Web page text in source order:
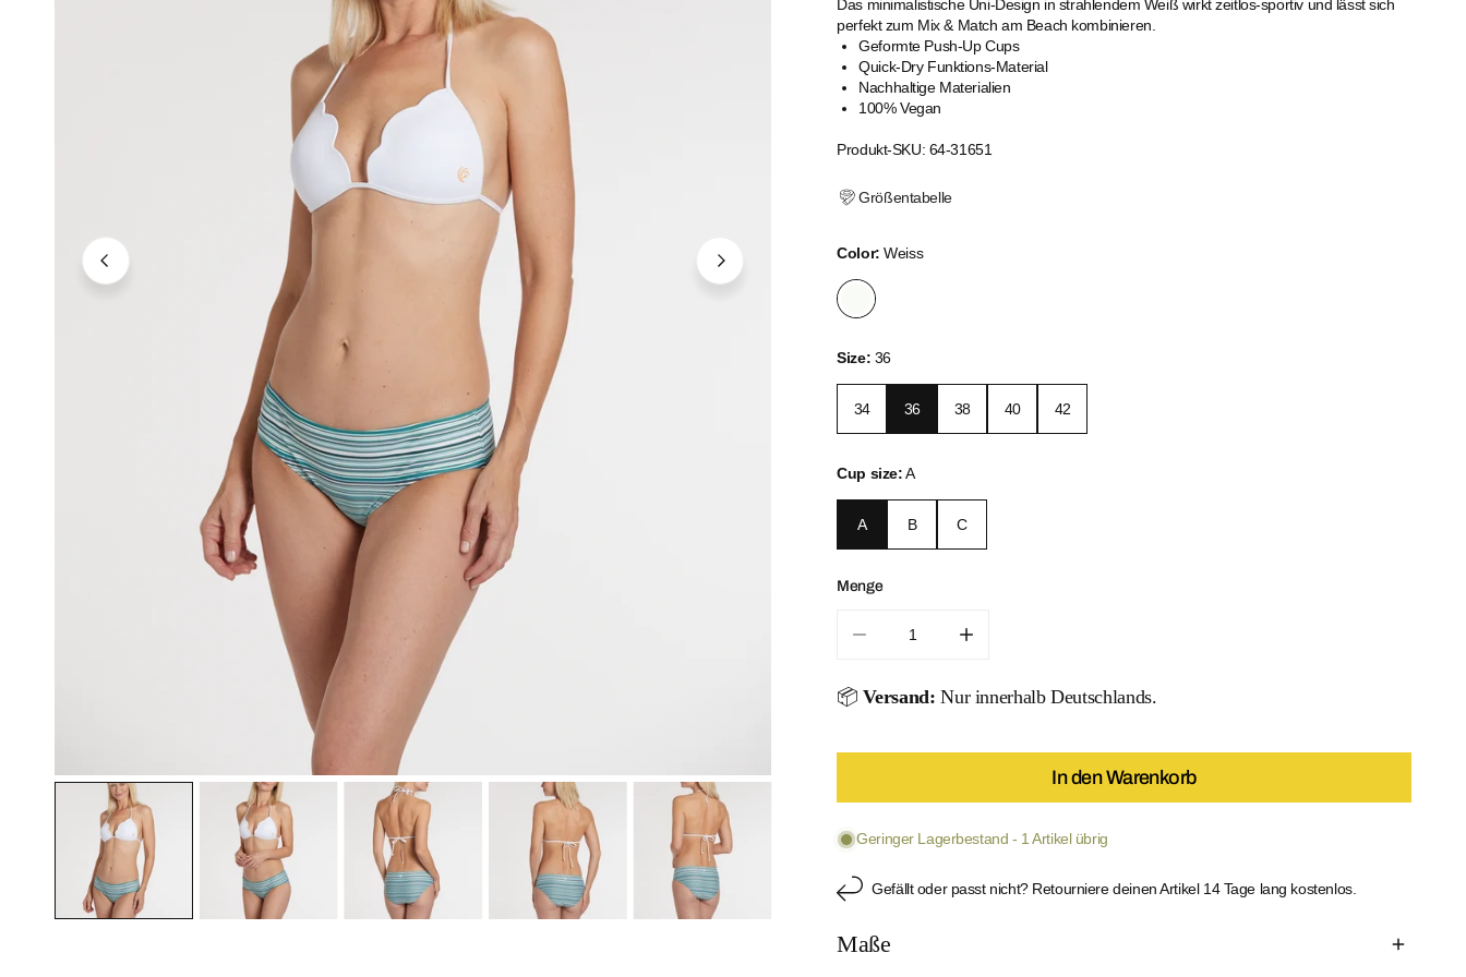
ÖFFNEN SIE MEDIEN IN DER GALERIEANSICHT ÖFFNEN SIE MEDIEN IN DER GALERIEANSICHT
Das minimalistische Uni-Design in strahlendem Weiß wirkt zeitlos-sportiv und lässt sich
perfekt zum Mix & Match am Beach kombinieren.
Geformte Push-Up Cups
Quick-Dry Funktions-Material
Nachhaltige Materialien
100% Vegan
Produkt-SKU: 64-31651
Größentabelle
Color: Weiss
Size: 36
34 36 38 40 42
Cup size:A
A B C
Menge
📦Versand: Nur innerhalb Deutschlands.
In den Warenkorb
Geringer Lagerbestand - 1 Artikel übrig
Gefällt oder passt nicht? Retourniere deinen Artikel 14 Tage lang kostenlos.
Maße